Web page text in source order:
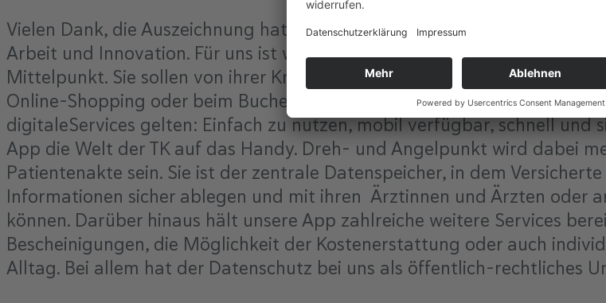
Vielen Dank, die Auszeichnung hat uns gefreut! Hinter der
Arbeit und Innovation. Für uns ist wichtig: Der Nutzen für Versicherte
Mittelpunkt. Sie sollen von ihrer Krankenkasse den gleichen Service
Online-Shopping oder beim Buchen von Reisen kennen. Auch beim
digitaleServices gelten: Einfach zu nutzen, mobil verfügbar, schnell und
App die Welt der TK auf das Handy. Dreh- und Angelpunkt wird dabei
Patientenakte sein. Sie ist der zentrale Datenspeicher, in dem
Informationen sicher ablegen und mit ihren Ärztinnen und Ärzten oder
können. Darüber hinaus hält unsere App zahlreiche weitere Services
Bescheinigungen, die Möglichkeit der Kostenerstattung oder auch
Alltag. Bei allem hat der Datenschutz bei uns als öffentlich-rechtliches